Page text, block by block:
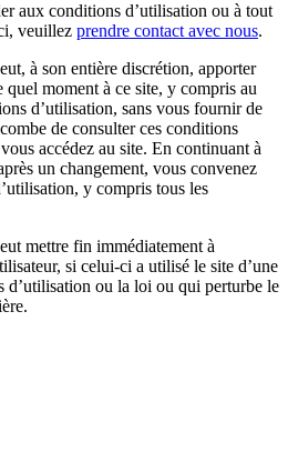
aux conditions d’utilisation ou à tout
veuillez prendre contact avec nous.
à son entière discrétion, apporter
quel moment à ce site, y compris au
d’utilisation, sans vous fournir de
de consulter ces conditions
accédez au site. En continuant à
un changement, vous convenez
y compris tous les
mettre fin immédiatement à
si celui-ci a utilisé le site d’une
ou la loi ou qui perturbe le